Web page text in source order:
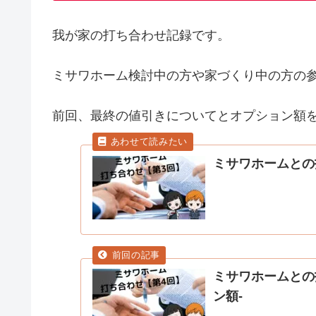
我が家の打ち合わせ記録です。
ミサワホーム検討中の方や家づくり中の方の
前回、最終の値引きについてとオプション額
ミサワホームと
ミサワホームと
ン額-